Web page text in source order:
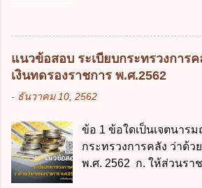
พัฒนารัฐบาลดิจิทัลโดย
กฎหมายแพ่งและพาณิ
อยู่ด้วยเป็นประจำหรือที่
3. ผู้ปกครองดังกล่าว มีหน้
ในสถานศึกษาในวันแรก
การเปิดเรียนภาคต้น ถ้า
ข. พระราชกำหนด ค. พ
กระทรวง ข้อ 2 กฎหมา
หน่วยงานและกิจการใ
รัฐทุกแห่ง ข. กิจการด้าน
ข้อ 3 โดยหลัก ทั่วไป พร
ข้อมูลส่วนบุคคล พ.ศ.
ใด ก. 26 พฤษภาคม
แนวข้อสอบ ระเบียบกระทรวงการค
เงินทดรองราชการ พ.ศ.2562
- ธันวาคม 10, 2562
ข้อ 1 ข้อใดเป็นเจตนาร
กระทรวงการคลัง ว่าด้ว
พ.ศ. 2562 ก. ให้ส่วนรา